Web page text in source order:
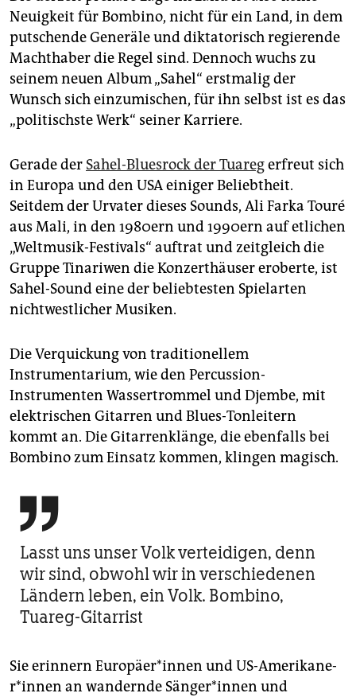
Neuigkeit für Bombino, nicht für ein Land, in dem
putschende Generäle und diktatorisch regierende
Machthaber die Regel sind. Dennoch wuchs zu
seinem neuen Album „Sahel“ erstmalig der
Wunsch sich einzumischen, für ihn selbst ist es das
„politischste Werk“ seiner Karriere.
Gerade der Sahel-Bluesrock der Tuaregerfreut sich
in Europa und den USA einiger Beliebtheit.
Seitdem der Urvater dieses Sounds, Ali Farka Touré
aus Mali, in den 1980ern und 1990ern auf etlichen
„Weltmusik-Festivals“ auftrat und zeitgleich die
Gruppe Tinariwen die Konzerthäuser eroberte, ist
Sahel-Sound eine der beliebtesten Spielarten
nichtwestlicher Musiken.
Die Verquickung von traditionellem
Instrumentarium, wie den Percussion-
Instrumenten Wassertrommel und Djembe, mit
elektrischen Gitarren und Blues-Tonleitern
kommt an. Die Gitarrenklänge, die ebenfalls bei
Bombino zum Einsatz kommen, klingen magisch.

Lasst uns unser Volk verteidigen, denn
wir sind, obwohl wir in verschiedenen
Ländern leben, ein Volk. Bombino,
Tuareg-Gitarrist
Sie erinnern Eu­ro­päe­r*in­nen und US-Ame­ri­ka­ne­
r*in­nen an wandernde Sän­ge­r*in­nen und